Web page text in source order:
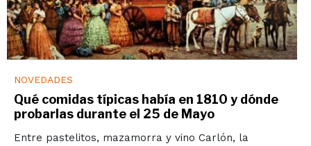
NOVEDADES
Qué comidas típicas había en 1810 y dónde
probarlas durante el 25 de Mayo
Entre pastelitos, mazamorra y vino Carlón, la